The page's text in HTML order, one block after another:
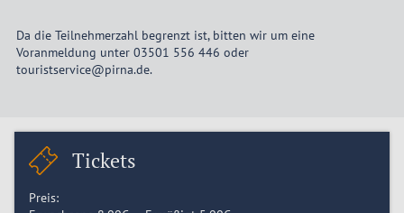
Da die Teilnehmerzahl begrenzt ist, bitten wir um eine
Voranmeldung unter 03501 556 446 oder
touristservice@pirna.de.
Tickets
Preis: